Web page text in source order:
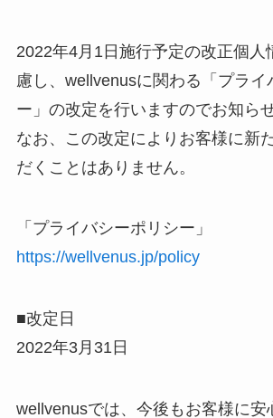
2022年4月1日施行予定の改正個人
慮し、wellvenusに関わる「プライ
ー」の改定を行いますのでお知ら
なお、この改定によりお客様に新
だくことはありません。
「プライバシーポリシー」
https://wellvenus.jp/policy
■改定日
2022年3月31日
wellvenusでは、今後もお客様に安